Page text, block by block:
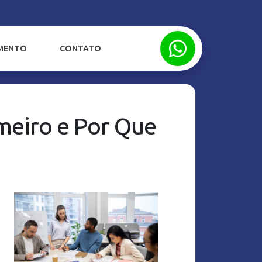
CONTATO
e Por Que